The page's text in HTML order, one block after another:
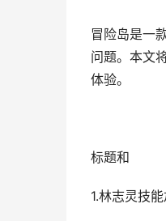
冒险岛是一
问题。本文
体验。
标题和
1.林志灵技